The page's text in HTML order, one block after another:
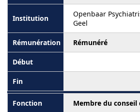
Openbaar
Geel
Rémunéré
Membre du